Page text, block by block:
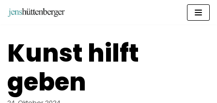
Zum
Kunst hilft
geben